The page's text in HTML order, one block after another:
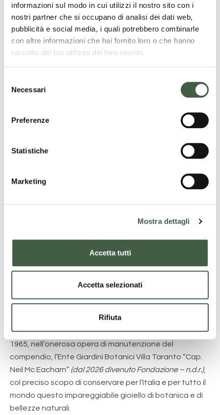
informazioni sul modo in cui utilizzi il nostro sito con i
nostri partner che si occupano di analisi dei dati web,
pubblicità e social media, i quali potrebbero combinarle
con altre informazioni che hai fornito loro o che hanno
raccolto dal tuo utilizzo dei loro servizi.
Necessari
Preferenze
Statistiche
Marketing
Mostra dettagli
Accetta tutti
Accetta selezionati
Rifiuta
Al Cap. Neil McEacharn, morto il 18 aprile 1964, le cui
famiglia del suo Amministratore dott. Antonio
Cappelletto – in una Cappella – Mausoleo
appositamente costruita nei giardini, è subentrato dal
1965, nell’onerosa opera di manutenzione del
compendio, l’Ente Giardini Botanici Villa Taranto “Cap.
Neil Mc Eacharn” (dal 2026 divenuto Fondazione – n.d.r.),
col preciso scopo di conservare per l’Italia e per tutto il
mondo questo impareggiabile gioiello di botanica e di
bellezze naturali.